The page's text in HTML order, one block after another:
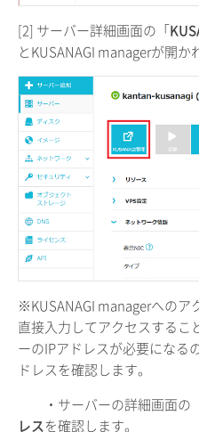
[2] サーバー詳細画面の「
とKUSANAGI managerが開か
※KUSANAGI managerへのア
直接入力してアクセスするこ
ーのIPアドレスが必要になる
ドレスを確認します。
・サーバーの詳細画面の
レスを確認します。